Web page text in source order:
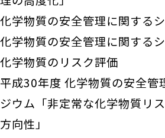
化学物質の安全管理に関する
化学物質の安全管理に関する
化学物質のリスク評価
平成30年度 化学物質の安全管
ジウム「非定常な化学物質リ
方向性」